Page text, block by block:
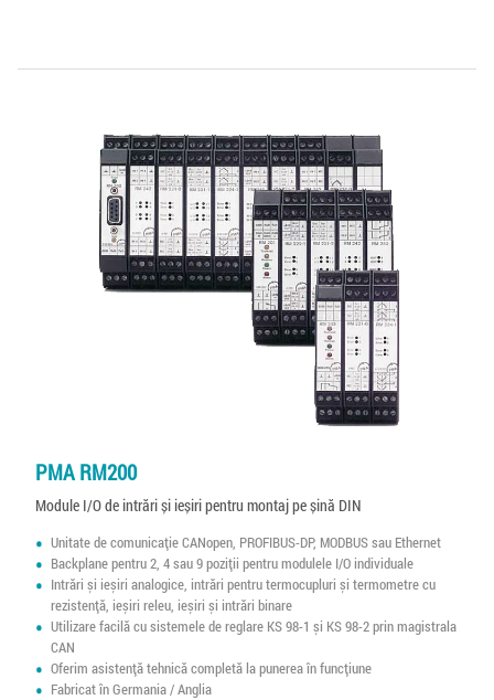
PMA RM200
Module I/O de intrări și ieșiri pentru montaj pe șină DIN
Unitate de comunicație CANopen, PROFIBUS-DP, MODBUS sau Ethernet
Backplane pentru 2, 4 sau 9 poziții pentru modulele I/O individuale
Intrări și ieșiri analogice, intrări pentru termocupluri și termometre cu
rezistență, ieșiri releu, ieșiri și intrări binare
Utilizare facilă cu sistemele de reglare KS 98-1 și KS 98-2 prin magistrala
CAN
Oferim asistență tehnică completă la punerea în funcțiune
Fabricat în Germania / Anglia